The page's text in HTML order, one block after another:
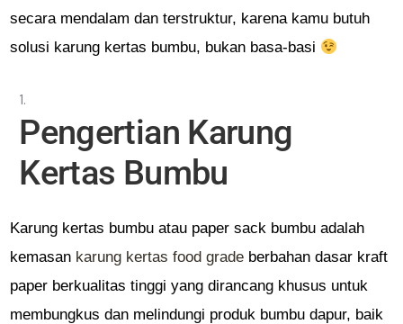
secara mendalam dan terstruktur, karena kamu butuh
solusi karung kertas bumbu, bukan basa-basi
Pengertian Karung
Kertas Bumbu
Karung kertas bumbu atau paper sack bumbu adalah
kemasan karung kertas food grade berbahan dasar kraft
paper berkualitas tinggi yang dirancang khusus untuk
membungkus dan melindungi produk bumbu dapur, baik